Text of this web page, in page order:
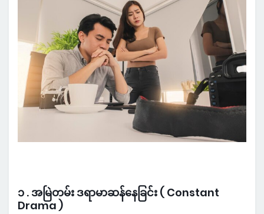
၁ . အမြဲတမ်း ဒရာမာဆန်နေခြင်း ( Constant
Drama )